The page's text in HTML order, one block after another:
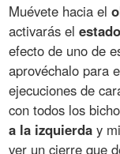
Muévete hacia el
activarás el
efecto de uno de
aprovéchalo para
ejecuciones de
con todos los
a la izquierda y
ver un cierre que